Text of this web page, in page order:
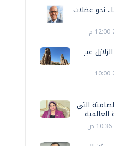
نحو عضلات
عبر
الأربعاء، 05 اغسطس 2026 10:00
التي